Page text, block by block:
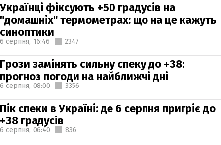
Українці фіксують +50 градусів на
"домашніх" термометрах: що на це кажуть
синоптики
6 серпня, 16:46 2347
Грози замінять сильну спеку до +38:
прогноз погоди на найближчі дні
6 серпня, 08:00 3356
Пік спеки в Україні: де 6 серпня пригріє до
+38 градусів
6 серпня, 06:40 836